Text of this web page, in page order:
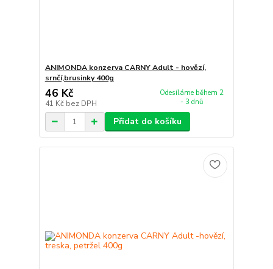
ANIMONDA konzerva CARNY Adult - hovězí,
srnčí,brusinky 400g
46 Kč
41 Kč bez DPH
Odesíláme během 2
- 3 dnů
Přidat do košíku